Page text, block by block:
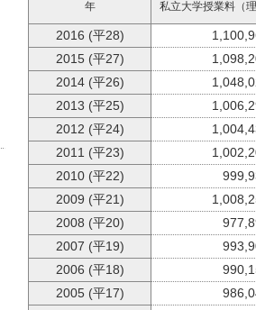
年 私立大学授業料（
2016 (平28)
2015 (平27)
2014 (平26)
2013 (平25)
2012 (平24)
2011 (平23)
2010 (平22)
2009 (平21)
2008 (平20)
2007 (平19)
2006 (平18)
2005 (平17)